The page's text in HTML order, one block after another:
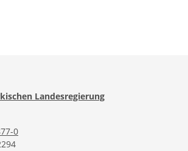
Landesregierung
0